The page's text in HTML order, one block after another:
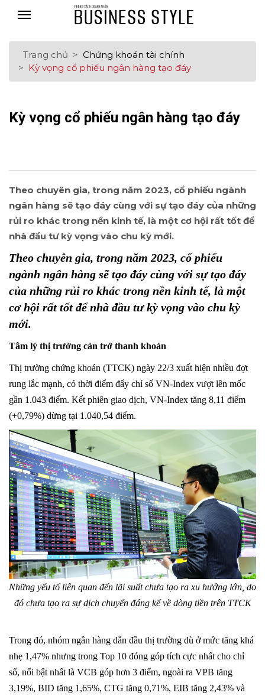
Trang chủ
Chứng khoán tài chính
Kỳ vọng cổ phiếu ngân hàng tạo đáy
Kỳ vọng cổ phiếu ngân hàng tạo đáy
Theo chuyên gia, trong năm 2023, cổ phiếu ngành
ngân hàng sẽ tạo đáy cùng với sự tạo đáy của những
rủi ro khác trong nền kinh tế, là một cơ hội rất tốt để
nhà đầu tư kỳ vọng vào chu kỳ mới.
Theo chuyên gia, trong năm 2023, cổ phiếu
ngành ngân hàng sẽ tạo đáy cùng với sự tạo đáy
của những rủi ro khác trong nền kinh tế, là một
cơ hội rất tốt để nhà đầu tư kỳ vọng vào chu kỳ
mới.
Tâm lý thị trường cản trở thanh khoản
Thị trường chứng khoán (TTCK) ngày 22/3 xuất hiện nhiều đợt
rung lắc mạnh, có thời điểm đẩy chỉ số VN-Index vượt lên mốc
gần 1.043 điểm. Kết phiên giao dịch, VN-Index tăng 8,11 điểm
(+0,79%) dừng tại 1.040,54 điểm.
Những yếu tố liên quan đến lãi suất chưa tạo ra xu hướng lớn, do
đó chưa tạo ra sự dịch chuyển đáng kể về dòng tiền trên TTCK
Trong đó, nhóm ngân hàng dẫn đầu thị trường dù ở mức tăng khá
nhẹ 1,47% nhưng trong Top 10 đóng góp tích cực nhất cho chỉ
số, nổi bật nhất là VCB góp hơn 3 điểm, ngoài ra VPB tăng
3,19%, BID tăng 1,65%, CTG tăng 0,71%, EIB tăng 2,43% và